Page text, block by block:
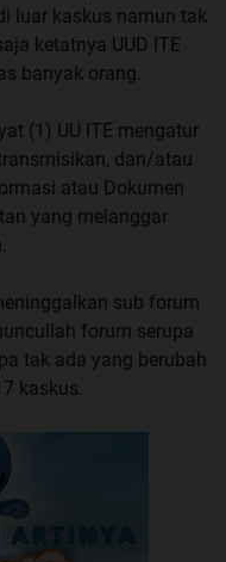
luar kaskus namun tak
ketatnya UUD ITE
banyak orang.
(1) UU ITE mengatur
dan/atau
atau Dokumen
yang melanggar
sub forum
forum serupa
tak ada yang berubah
kaskus.